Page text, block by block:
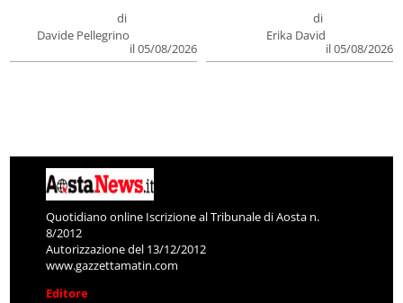
di
Davide Pellegrino
il 05/08/2026
di
Erika David
il 05/08/2026
Quotidiano online Iscrizione al Tribunale di Aosta n.
8/2012
Autorizzazione del 13/12/2012
www.gazzettamatin.com
Editore